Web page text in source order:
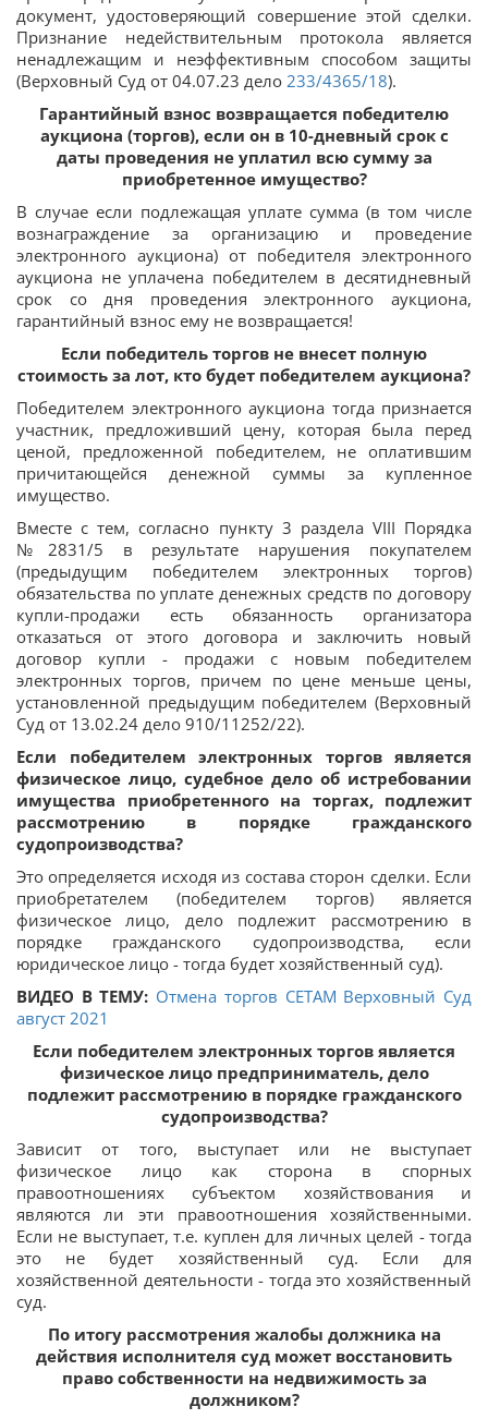
документ, удостоверяющий совершение этой сделки.
Признание недействительным протокола является
ненадлежащим и неэффективным способом защиты
(Верховный Суд от 04.07.23 дело 233/4365/18).
Гарантийный взнос возвращается победителю
аукциона (торгов), если он в 10-дневный срок с
даты проведения не уплатил всю сумму за
приобретенное имущество?
В случае если подлежащая уплате сумма (в том числе
вознаграждение за организацию и проведение
электронного аукциона) от победителя электронного
аукциона не уплачена победителем в десятидневный
срок со дня проведения электронного аукциона,
гарантийный взнос ему не возвращается!
Если победитель торгов не внесет полную
стоимость за лот, кто будет победителем аукциона?
Победителем электронного аукциона тогда признается
участник, предложивший цену, которая была перед
ценой, предложенной победителем, не оплатившим
причитающейся денежной суммы за купленное
имущество.
Вместе с тем, согласно пункту 3 раздела VIII Порядка
№2831/5 в результате нарушения покупателем
(предыдущим победителем электронных торгов)
обязательства по уплате денежных средств по договору
купли-продажи есть обязанность организатора
отказаться от этого договора и заключить новый
договор купли - продажи с новым победителем
электронных торгов, причем по цене меньше цены,
установленной предыдущим победителем (Верховный
Суд от 13.02.24 дело 910/11252/22).
Если победителем электронных торгов является
физическое лицо, судебное дело об истребовании
имущества приобретенного на торгах, подлежит
рассмотрению в порядке гражданского
судопроизводства?
Это определяется исходя из состава сторон сделки. Если
приобретателем (победителем торгов) является
физическое лицо, дело подлежит рассмотрению в
порядке гражданского судопроизводства, если
юридическое лицо - тогда будет хозяйственный суд).
ВИДЕО В ТЕМУ: Отмена торгов СЕТАМ Верховный Суд
август 2021
Если победителем электронных торгов является
физическое лицо предприниматель, дело
подлежит рассмотрению в порядке гражданского
судопроизводства?
Зависит от того, выступает или не выступает
физическое лицо как сторона в спорных
правоотношениях субъектом хозяйствования и
являются ли эти правоотношения хозяйственными.
Если не выступает, т.е. куплен для личных целей - тогда
это не будет хозяйственный суд. Если для
хозяйственной деятельности - тогда это хозяйственный
суд.
По итогу рассмотрения жалобы должника на
действия исполнителя суд может восстановить
право собственности на недвижимость за
должником?